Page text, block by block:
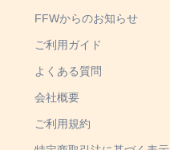
FFWからのお知らせ
ご利用ガイド
よくある質問
会社概要
ご利用規約